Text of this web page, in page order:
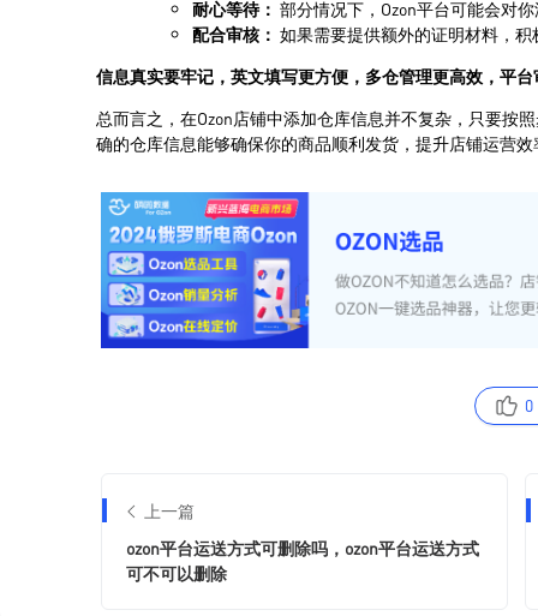
0
上一篇
ozon平台运送方式可删除吗，ozon平台运送方式
可不可以删除